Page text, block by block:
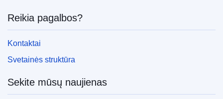
Reikia pagalbos?
Kontaktai
Svetainės struktūra
Sekite mūsų naujienas